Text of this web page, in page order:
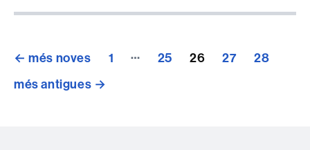
Paginació
de
← més noves 1 … 25 26 27
28
més antigues →